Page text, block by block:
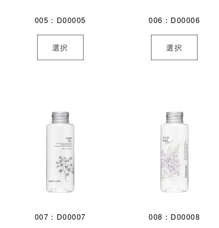
005：D00005
選択
006：D00006
選択
007：D00007 008：D00008